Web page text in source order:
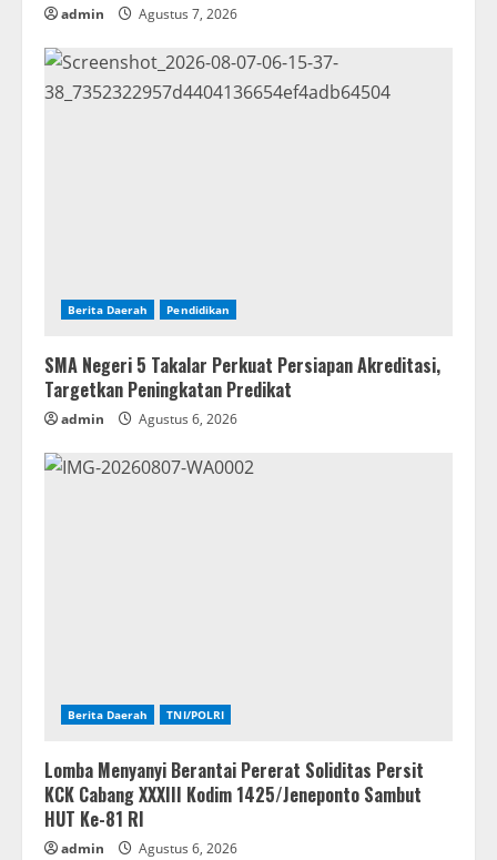
admin Agustus 7, 2026
Berita Daerah Pendidikan
SMA Negeri 5 Takalar Perkuat Persiapan Akreditasi,
Targetkan Peningkatan Predikat
admin Agustus 6, 2026
Berita Daerah TNI/POLRI
Lomba Menyanyi Berantai Pererat Soliditas Persit
KCK Cabang XXXIII Kodim 1425/Jeneponto Sambut
HUT Ke-81 RI
admin Agustus 6, 2026